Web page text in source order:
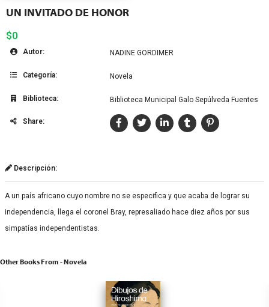
UN INVITADO DE HONOR
$0
Autor: NADINE GORDIMER
Categoría: Novela
Biblioteca: Biblioteca Municipal Galo Sepúlveda Fuentes
Share:
Descripción:
A un país africano cuyo nombre no se especifica y que acaba de lograr su
independencia, llega el coronel Bray, represaliado hace diez años por sus
simpatías independentistas.
Other Books From - Novela